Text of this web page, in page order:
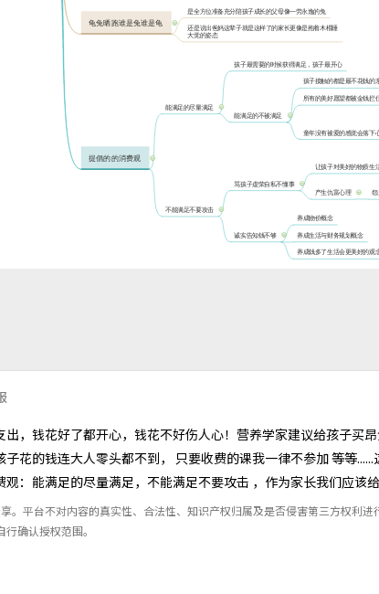
，钱花好了都开心，钱花不好伤人心！营养学家建议给孩子买
花的钱连大人零头都不到， 只要收费的课我一律不参加 等等
：能满足的尽量满足，不能满足不要攻击 ，作为家长我们应该
。平台不对内容的真实性、合法性、知识产权归属及是否侵害第三方权利
确认授权范围。